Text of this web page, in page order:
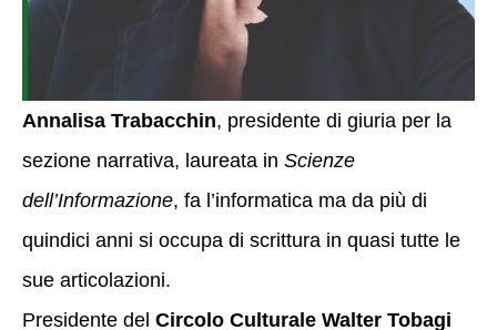
Annalisa Trabacchin, presidente di giuria per la
sezione narrativa, laureata in Scienze
dell’Informazione, fa l’informatica ma da più di
quindici anni si occupa di scrittura in quasi tutte le
sue articolazioni.
Presidente del Circolo Culturale Walter Tobagi